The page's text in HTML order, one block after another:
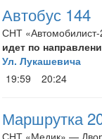
Автобус 144
СНТ
идет по
Ул. Лукашевича
19:59
20:24
Маршрутка
СНТ «Медик» —